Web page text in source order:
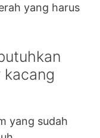
yang harus
yang sudah